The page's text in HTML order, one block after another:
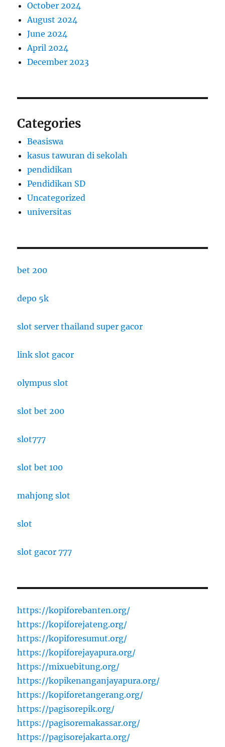
October 2024
August 2024
June 2024
April 2024
December 2023
Categories
Beasiswa
kasus tawuran di sekolah
pendidikan
Pendidikan SD
Uncategorized
universitas
bet 200
depo 5k
slot server thailand super gacor
link slot gacor
olympus slot
slot bet 200
slot777
slot bet 100
mahjong slot
slot
slot gacor 777
https://kopiforebanten.org/
https://kopiforejateng.org/
https://kopiforesumut.org/
https://kopiforejayapura.org/
https://mixuebitung.org/
https://kopikenanganjayapura.org/
https://kopiforetangerang.org/
https://pagisorepik.org/
https://pagisoremakassar.org/
https://pagisorejakarta.org/